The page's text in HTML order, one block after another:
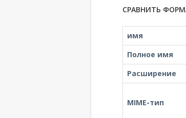
СРАВНИТЬ
имя
Полное имя
Расширение
MIME-тип